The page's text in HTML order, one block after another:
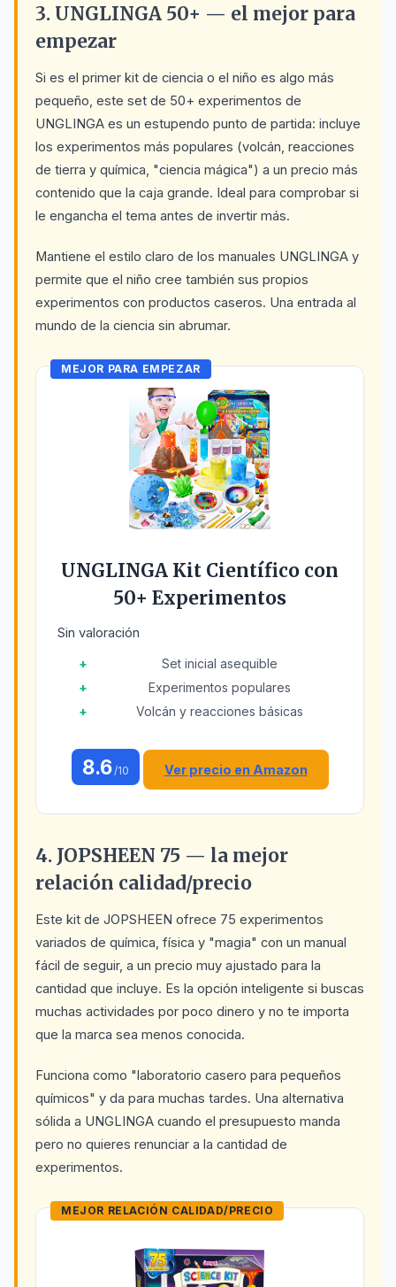
3. UNGLINGA 50+ — el mejor para
empezar
Si es el primer kit de ciencia o el niño es algo más
pequeño, este set de 50+ experimentos de
UNGLINGA es un estupendo punto de partida: incluye
los experimentos más populares (volcán, reacciones
de tierra y química, "ciencia mágica") a un precio más
contenido que la caja grande. Ideal para comprobar si
le engancha el tema antes de invertir más.
Mantiene el estilo claro de los manuales UNGLINGA y
permite que el niño cree también sus propios
experimentos con productos caseros. Una entrada al
mundo de la ciencia sin abrumar.
MEJOR PARA EMPEZAR
UNGLINGA Kit Científico con
50+ Experimentos
Sin valoración
Set inicial asequible
Experimentos populares
Volcán y reacciones básicas
8.6/10 Ver precio en Amazon
4. JOPSHEEN 75 — la mejor
relación calidad/precio
Este kit de JOPSHEEN ofrece 75 experimentos
variados de química, física y "magia" con un manual
fácil de seguir, a un precio muy ajustado para la
cantidad que incluye. Es la opción inteligente si buscas
muchas actividades por poco dinero y no te importa
que la marca sea menos conocida.
Funciona como "laboratorio casero para pequeños
químicos" y da para muchas tardes. Una alternativa
sólida a UNGLINGA cuando el presupuesto manda
pero no quieres renunciar a la cantidad de
experimentos.
MEJOR RELACIÓN CALIDAD/PRECIO